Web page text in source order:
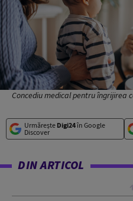
Concediu medical pentru îngrijirea
Urmărește Digi24în Google
Discover
DIN ARTICOL